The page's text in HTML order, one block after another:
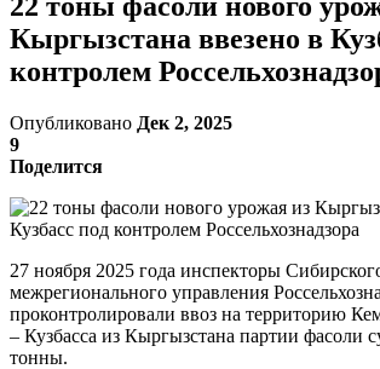
Кыргызстана ввезено в
контролем
Опубликовано Дек 2, 2025
9
Поделится
27 ноября 2025 года инспекторы
межрегионального управления
проконтролировали ввоз на территорию
– Кузбасса из Кыргызстана партии фасоли
тонны.